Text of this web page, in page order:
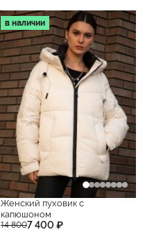
в наличии
Женский пуховик с
капюшоном
14 8007 400 ₽